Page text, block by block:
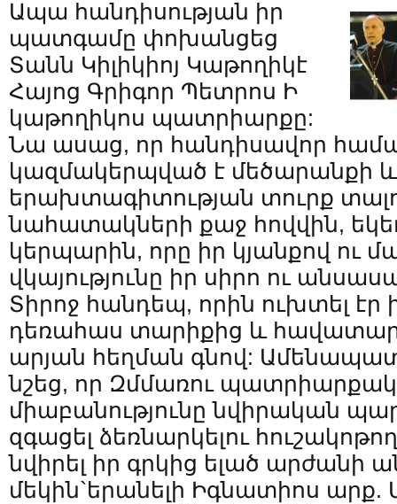
Ապա հանդիսության իր
պատգամը փոխանցեց
Տանն Կիլիկիոյ Կաթողիկէ
Հայոց Գրիգոր Պետրոս Ի
կաթողիկոս պատրիարքը:
Նա ասաց, որ հանդիսավոր
կազմակերպված է մեծարանքի և
երախտագիտության տուրք
նահատակների քաջ հովվին,
կերպարին, որը իր կյանքով ու
վկայությունը իր սիրո ու
Տիրոջ հանդեպ, որին ուխտել էր
դեռահաս տարիքից և
արյան հեղման գնով:
նշեց, որ Զմմառու
միաբանությունը նվիրական
զգացել ձեռնարկելու
նվիրել իր գրկից ելած արժանի
մեկին`երանելի Իգնատիոս արք.